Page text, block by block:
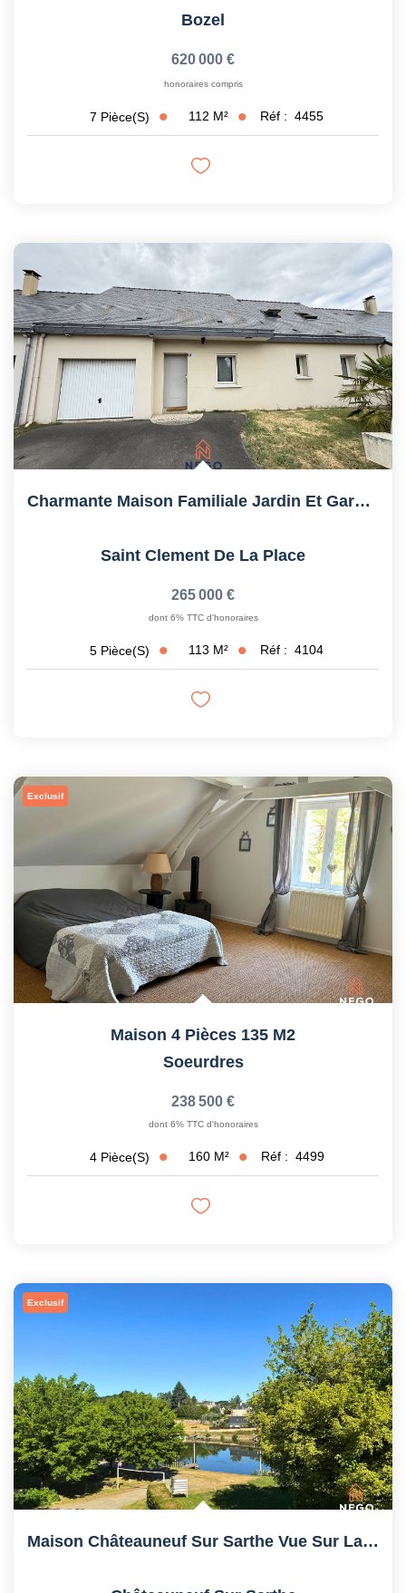
Bozel
620 000 €
honoraires compris
7 Pièce(s) 112 M² Réf : 4455
Charmante Maison Familiale Jardin Et Garage - Saint Clément...
Saint Clement De La Place
265 000 €
dont 6% TTC d'honoraires
5 Pièce(s) 113 M² Réf : 4104
Exclusif
Maison 4 Pièces 135 M2
Soeurdres
238 500 €
dont 6% TTC d'honoraires
4 Pièce(s) 160 M² Réf : 4499
Exclusif
Maison Châteauneuf Sur Sarthe Vue Sur La Sarthe